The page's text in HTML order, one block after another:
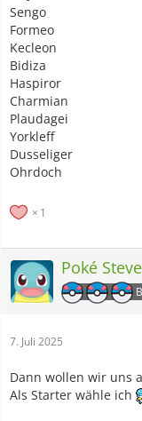
Sengo
Formeo
Kecleon
Bidiza
Haspiror
Charmian
Plaudagei
Yorkleff
Dusseliger
Ohrdoch
1
Poké
7. Juli 2025
Dann wollen wir uns
Als Starter wähle ich